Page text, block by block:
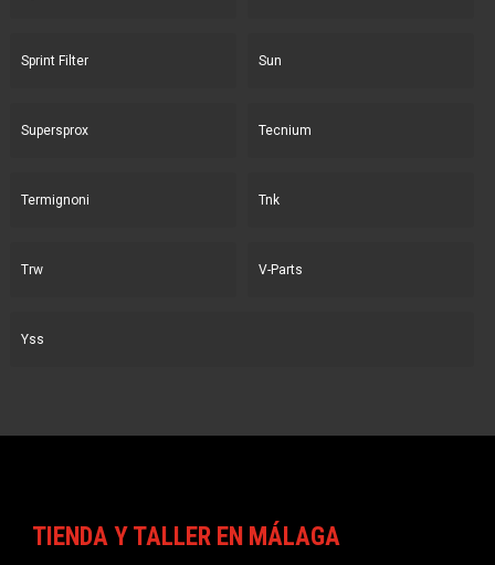
Sprint Filter Sun
Supersprox Tecnium
Termignoni Tnk
Trw V-Parts
Yss
TIENDA Y TALLER EN MÁLAGA